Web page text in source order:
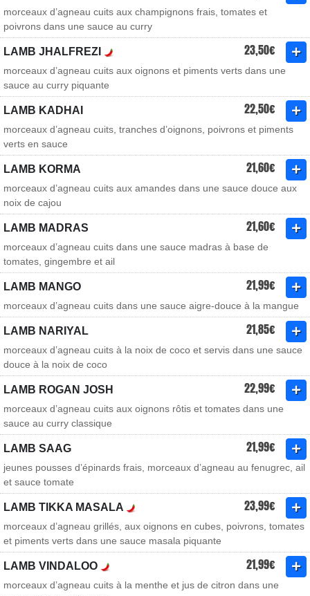
morceaux d’agneau cuits aux champignons frais, tomates et
poivrons dans une sauce au curry
LAMB JHALFREZI 23,50€
morceaux d’agneau cuits aux oignons et piments verts dans une
sauce au curry piquante
LAMB KADHAI 22,50€
morceaux d’agneau cuits, tranches d’oignons, poivrons et piments
verts en sauce
LAMB KORMA 21,60€
morceaux d’agneau cuits aux amandes dans une sauce douce aux
noix de cajou
LAMB MADRAS 21,60€
morceaux d’agneau cuits dans une sauce madras à base de
tomates, gingembre et ail
LAMB MANGO 21,99€
morceaux d’agneau cuits dans une sauce aigre-douce à la mangue
LAMB NARIYAL 21,85€
morceaux d’agneau cuits à la noix de coco et servis dans une sauce
douce à la noix de coco
LAMB ROGAN JOSH 22,99€
morceaux d’agneau cuits aux oignons rôtis et tomates dans une
sauce au curry classique
LAMB SAAG 21,99€
jeunes pousses d’épinards frais, morceaux d’agneau au fenugrec, ail
et sauce tomate
LAMB TIKKA MASALA 23,99€
morceaux d’agneau grillés, aux oignons en cubes, poivrons, tomates
et piments verts dans une sauce masala piquante
LAMB VINDALOO 21,99€
morceaux d’agneau cuits à la menthe et jus de citron dans une